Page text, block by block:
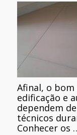
Afinal, o
edificação e
dependem
técnicos
Conhecer os